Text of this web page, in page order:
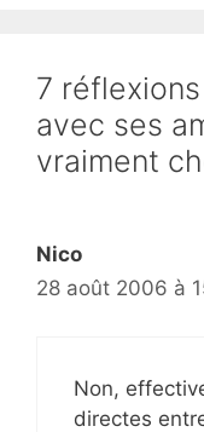
7
avec ses
vraiment
Nico
28 août 2006 à
Non,
directes